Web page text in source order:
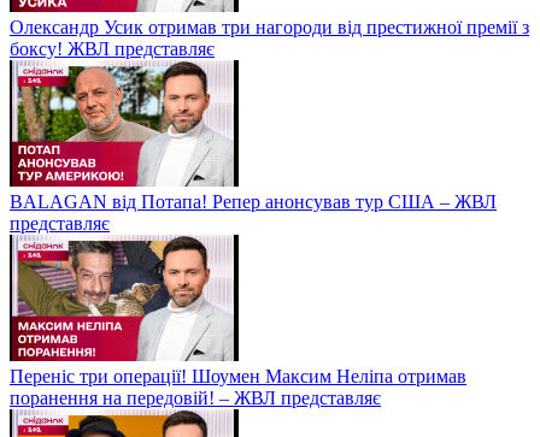
Олександр Усик отримав три нагороди від престижної премії з
боксу! ЖВЛ представляє
BALAGAN від Потапа! Репер анонсував тур США – ЖВЛ
представляє
Переніс три операції! Шоумен Максим Неліпа отримав
поранення на передовій! – ЖВЛ представляє